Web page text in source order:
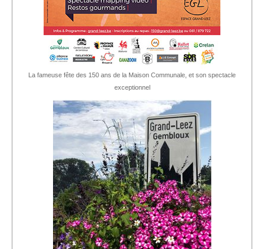
La fameuse fête des 150 ans de la Maison Communale, et son spectacle
exceptionnel